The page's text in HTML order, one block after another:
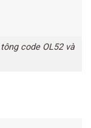
code OL52 và